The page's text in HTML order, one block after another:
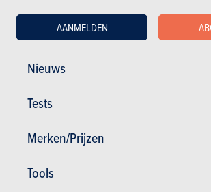
Nieuws
Tests
Merken/Prijzen
Tools
AANMELDEN
Wegeninfo
website Autostrade
Op het tolwegennet geeft een
Isoradio) of op het multiplex van RAI op DAB+.
Terug naar het menu "Italië: tolwegen en stadstol"